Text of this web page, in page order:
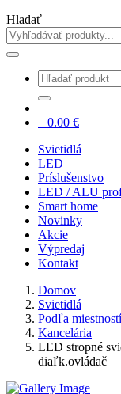
Hladať
0.00 €
Svietidlá
LED
Príslušenstvo
LED / ALU
Smart home
Novinky
Akcie
Výpredaj
Kontakt
Domov
Svietidlá
Podľa miestností
Kancelária
LED stropné
diaľk.ovládač